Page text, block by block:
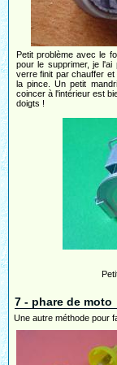
Petit problème avec le
pour le supprimer, je
verre finit par chauffer et
la pince. Un petit
coincer à l'intérieur est
doigts !
7 - phare de moto
Une autre méthode pour